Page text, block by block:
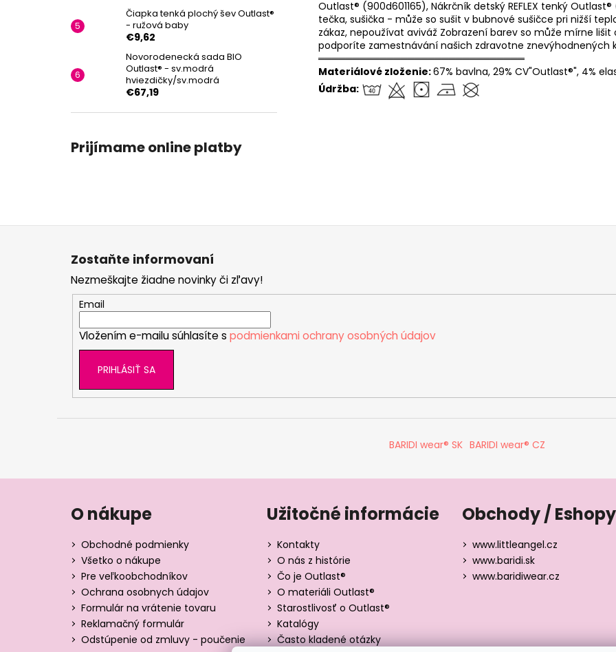
Čiapka tenká plochý šev Outlast®
- ružová baby
€9,62
Novorodenecká sada BIO
Outlast® - sv.modrá
hviezdičky/sv.modrá
€67,19
Prijímame online platby
Outlast® (900d601165), Nákrčník detský REFLEX tenký
tečka, sušička - může so sušit v bubnové sušičce pri nižší
zákaz, nepoužívat aviváž Zobrazení barev so může mírne
podporíte zamestnávání našich zdravotne znevýhodnených
══════════════════════════════
Materiálové zloženie:67% bavlna, 29% CV"Outlast®", 4%
Údržba:
Zostaňte informovaní
Nezmeškajte žiadne novinky či zľavy!
Email
Vložením e-mailu súhlasíte s podmienkami ochrany osobných údajov
PRIHLÁSIŤ SA
BARIDI wear® SK BARIDI wear® CZ
O nákupe
Obchodné podmienky
Všetko o nákupe
Pre veľkoobchodníkov
Ochrana osobnych údajov
Formulár na vrátenie tovaru
Reklamačný formulár
Odstúpenie od zmluvy - poučenie
Užitočné informácie
Kontakty
O nás z histórie
Čo je Outlast®
O materiáli Outlast®
Starostlivosť o Outlast®
Katalógy
Často kladené otázky
Obchody / Eshopy
www.littleangel.cz
www.baridi.sk
www.baridiwear.cz